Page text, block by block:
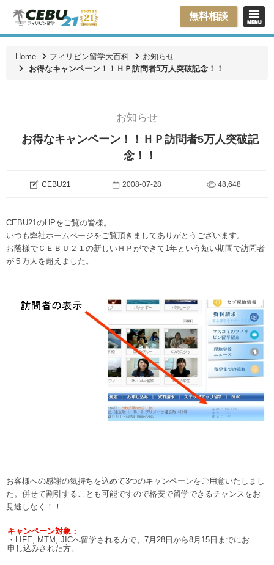
無料相談
Home フィリピン留学大百科
お知らせ
お得なキャンペーン！！ＨＰ訪問者5万人突破記念！！
お知らせ
お得なキャンペーン！！ＨＰ訪問者5万人突破記
念！！
CEBU21 2008-07-28 48,648
CEBU21のHPをご覧の皆様。
いつも弊社ホームページをご覧頂きましてありがとうございます。
お蔭様でＣＥＢＵ２１の新しいＨＰができて1年という短い期間で訪問者
が５万人を超えました。
お客様への感謝の気持ちを込めて3つのキャンペーンをご用意いたしまし
た。併せて割引することも可能ですので格安で留学できるチャンスをお
見逃しなく！！
キャンペーン対象：
・LIFE, MTM, JICへ留学される方で、7月28日から8月15日までにお
申し込みされた方。